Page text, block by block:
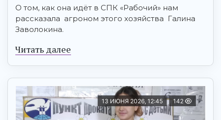
О том, как она идёт в СПК «Рабочий» нам
рассказала агроном этого хозяйства Галина
Заволокина.
Читать далее
13 ИЮНЯ 2026, 12:45 142